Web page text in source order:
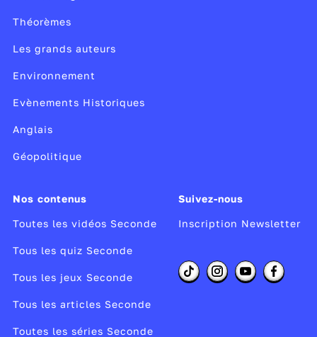
Théorèmes
Les grands auteurs
Environnement
Evènements Historiques
Anglais
Géopolitique
Nos contenus
Toutes les vidéos Seconde
Tous les quiz Seconde
Tous les jeux Seconde
Tous les articles Seconde
Toutes les séries Seconde
Suivez-nous
Inscription Newsletter